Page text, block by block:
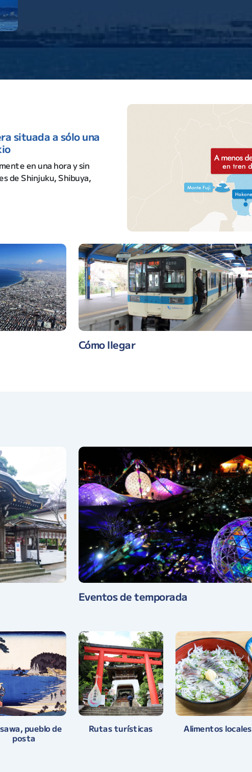
situada a sólo una
en una hora y sin
de Shinjuku, Shibuya,
Cómo llegar
Eventos de temporada
pueblo de
posta
Rutas turísticas Alimentos locales